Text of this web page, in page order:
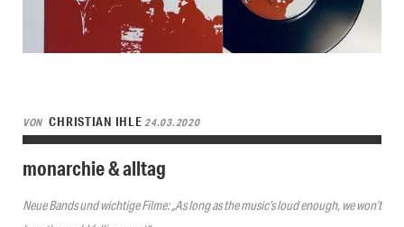
VON CHRISTIAN IHLE24.03.2020
monarchie & alltag
Neue Bands und wichtige Filme: „As long as the music’s loud enough, we won’t